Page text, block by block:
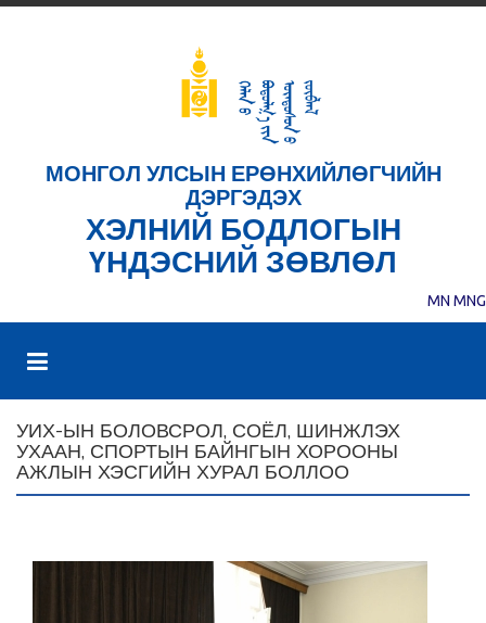
МОНГОЛ УЛСЫН ЕРӨНХИЙЛӨГЧИЙН
ДЭРГЭДЭХ
ХЭЛНИЙ БОДЛОГЫН
ҮНДЭСНИЙ ЗӨВЛӨЛ
MN MNG
УИХ-ЫН БОЛОВСРОЛ, СОЁЛ, ШИНЖЛЭХ
УХААН, СПОРТЫН БАЙНГЫН ХОРООНЫ
АЖЛЫН ХЭСГИЙН ХУРАЛ БОЛЛОО